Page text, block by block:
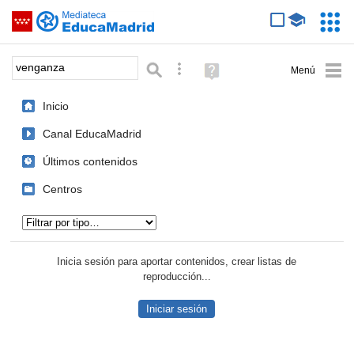
Saltar navegación
Palabra o frase: Búsqueda avanzada
Ayuda
(en
Inicio
Canal EducaMadrid
Últimos contenidos
Centros
Inicia sesión para aportar contenidos, crear listas de
reproducción...
Iniciar sesión